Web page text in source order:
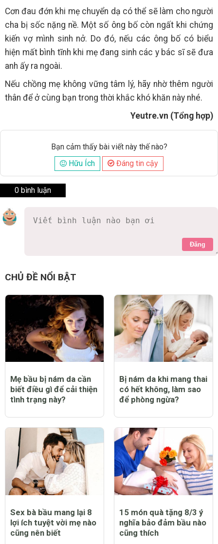
Cơn đau đớn khi mẹ chuyển dạ có thể sẽ làm cho người
cha bị sốc nặng nề. Một số ông bố còn ngất khi chứng
kiến vợ mình sinh nở. Do đó, nếu các ông bố có biểu
hiện mất bình tĩnh khi mẹ đang sinh các y bác sĩ sẽ đưa
anh ấy ra ngoài.
Nếu chồng mẹ không vững tâm lý, hãy nhờ thêm người
thân để ở cùng bạn trong thời khắc khó khăn này nhé.
Yeutre.vn (Tổng hợp)
Bạn cảm thấy bài viết này thế nào?
Hữu Ích
Đáng tin cậy
0 bình luận
Đăng
CHỦ ĐỀ NỔI BẬT
Mẹ bầu bị nám da cần
biết điều gì để cải thiện
tình trạng này?
Bị nám da khi mang thai
có hết không, làm sao
để phòng ngừa?
Sex bà bầu mang lại 8
lợi ích tuyệt vời mẹ nào
cũng nên biết
15 món quà tặng 8/3 ý
nghĩa bảo đảm bầu nào
cũng thích